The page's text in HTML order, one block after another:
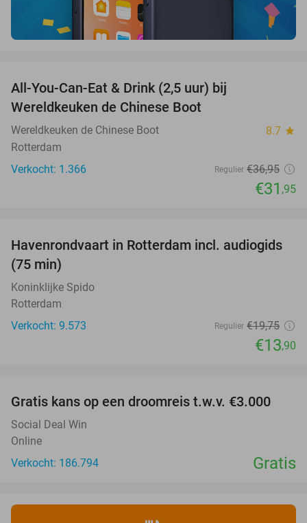
All-You-Can-Eat & Drink (2,5 uur) bij
Wereldkeuken de Chinese Boot
Wereldkeuken de Chinese Boot 8.7 star
Rotterdam
Verkocht: 1.366
Regulier €36,95
€31 ,95
30%
Havenrondvaart in Rotterdam incl. audiogids
(75 min)
Koninklijke Spido
Rotterdam
Verkocht: 9.573
Regulier €19,75
€13,90
Gratis kans op een droomreis t.w.v. €3.000
Social Deal Win
Online
Verkocht: 186.794
Gratis